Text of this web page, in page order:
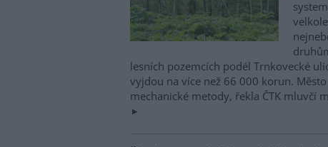
lesních pozemcích podél Trnkovecké
vyjdou na více než 66 000 korun.
mechanické metody, řekla ČTK mluvčí